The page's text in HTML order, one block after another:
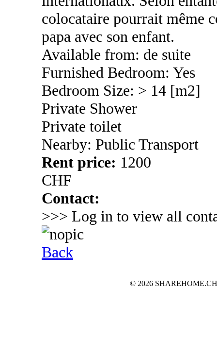
colocataire pourrait même
papa avec son enfant.
Available from: de suite
Furnished Bedroom: Yes
Bedroom Size: > 14 [m2]
Private Shower
Private toilet
Nearby: Public Transport
Rent price: 1200
CHF
Contact:
>>> Log in to view all
Back
© 2026